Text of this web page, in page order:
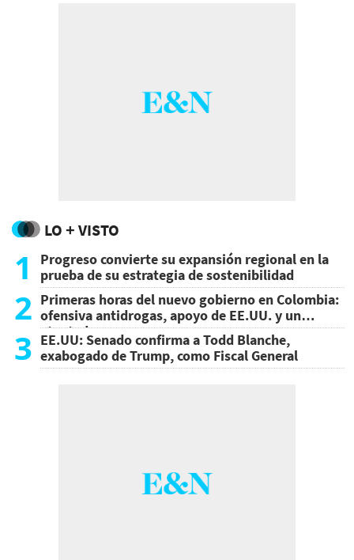
LO + VISTO
1
Progreso convierte su expansión regional en la
prueba de su estrategia de sostenibilidad
2 Primeras horas del nuevo gobierno en Colombia:
ofensiva antidrogas, apoyo de EE.UU. y un
atentado
3 EE.UU: Senado confirma a Todd Blanche,
exabogado de Trump, como Fiscal General